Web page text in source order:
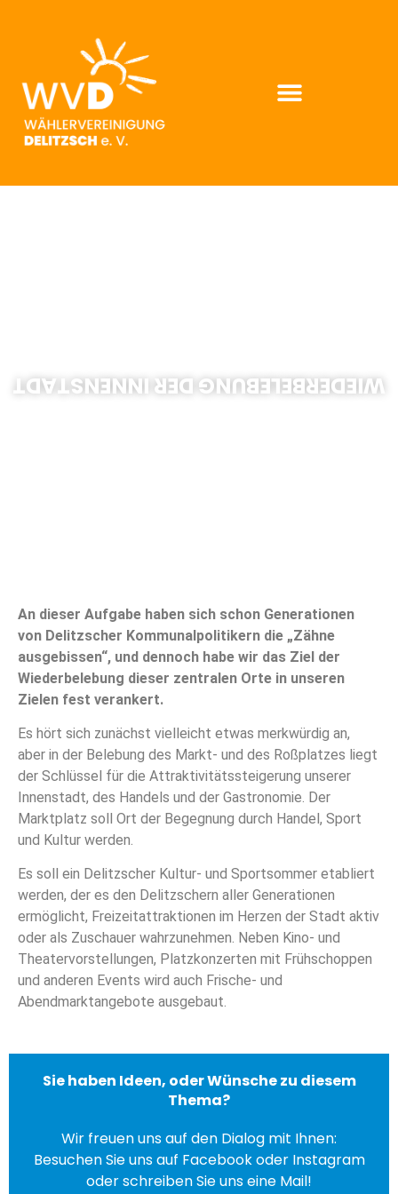
WIEDERBELEBUNG DER INNENSTADT
An dieser Aufgabe haben sich schon Generationen
von Delitzscher Kommunalpolitikern die „Zähne
ausgebissen“, und dennoch habe wir das Ziel der
Wiederbelebung dieser zentralen Orte in unseren
Zielen fest verankert.
Es hört sich zunächst vielleicht etwas merkwürdig an,
aber in der Belebung des Markt- und des Roßplatzes liegt
der Schlüssel für die Attraktivitätssteigerung unserer
Innenstadt, des Handels und der Gastronomie. Der
Marktplatz soll Ort der Begegnung durch Handel, Sport
und Kultur werden.
Es soll ein Delitzscher Kultur- und Sportsommer etabliert
werden, der es den Delitzschern aller Generationen
ermöglicht, Freizeitattraktionen im Herzen der Stadt aktiv
oder als Zuschauer wahrzunehmen. Neben Kino- und
Theatervorstellungen, Platzkonzerten mit Frühschoppen
und anderen Events wird auch Frische- und
Abendmarktangebote ausgebaut.
Sie haben Ideen, oder Wünsche zu diesem
Thema?
Wir freuen uns auf den Dialog mit Ihnen:
Besuchen Sie uns auf Facebook oder Instagram
oder schreiben Sie uns eine Mail!